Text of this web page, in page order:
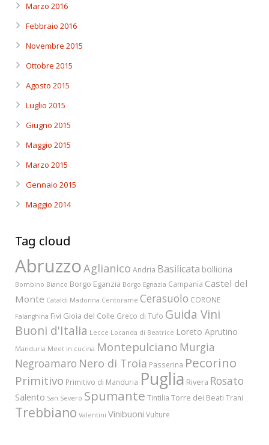
Marzo 2016
Febbraio 2016
Novembre 2015
Ottobre 2015
Agosto 2015
Luglio 2015
Giugno 2015
Maggio 2015
Marzo 2015
Gennaio 2015
Maggio 2014
Tag cloud
AbruzzoAglianico Andria Basilicata bollicina
Bombino Bianco Borgo Eganzia Borgo Egnazia Campania Castel del
Monte Cataldi Madonna Centorame Cerasuolo CORONE
Falanghina Fivi Gioia del Colle Greco di Tufo Guida Vini
Buoni d'Italia Lecce Locanda di Beatrice Loreto Aprutino
Manduria Meet in cucina Montepulciano Murgia
Negroamaro Nero di Troia Passerina Pecorino
Primitivo Primitivo di Manduria Puglia Rivera Rosato
Salento San Severo Spumante Tintilia Torre dei Beati Trani
Trebbiano Valentini Vinibuoni Vulture